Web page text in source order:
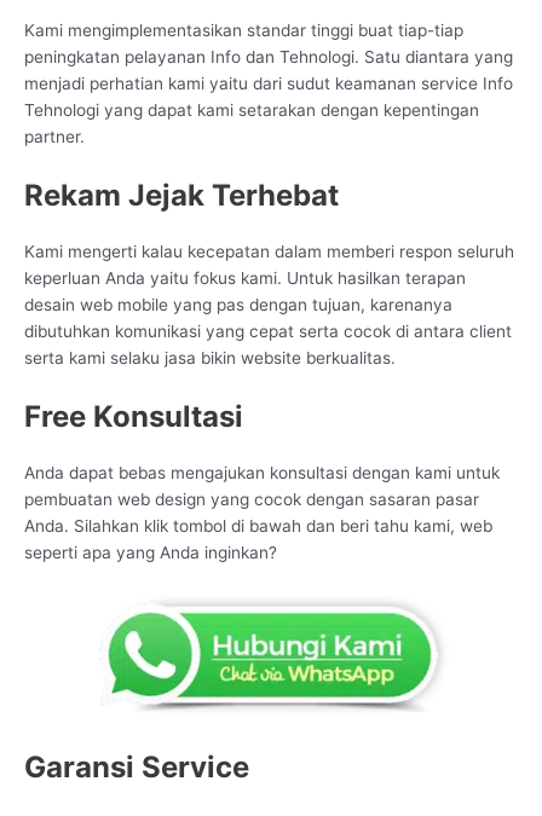
Kami mengimplementasikan standar tinggi buat tiap-tiap
peningkatan pelayanan Info dan Tehnologi. Satu diantara yang
menjadi perhatian kami yaitu dari sudut keamanan service Info
Tehnologi yang dapat kami setarakan dengan kepentingan
partner.
Rekam Jejak Terhebat
Kami mengerti kalau kecepatan dalam memberi respon seluruh
keperluan Anda yaitu fokus kami. Untuk hasilkan terapan
desain web mobile yang pas dengan tujuan, karenanya
dibutuhkan komunikasi yang cepat serta cocok di antara client
serta kami selaku jasa bikin website berkualitas.
Free Konsultasi
Anda dapat bebas mengajukan konsultasi dengan kami untuk
pembuatan web design yang cocok dengan sasaran pasar
Anda. Silahkan klik tombol di bawah dan beri tahu kami, web
seperti apa yang Anda inginkan?
Garansi Service